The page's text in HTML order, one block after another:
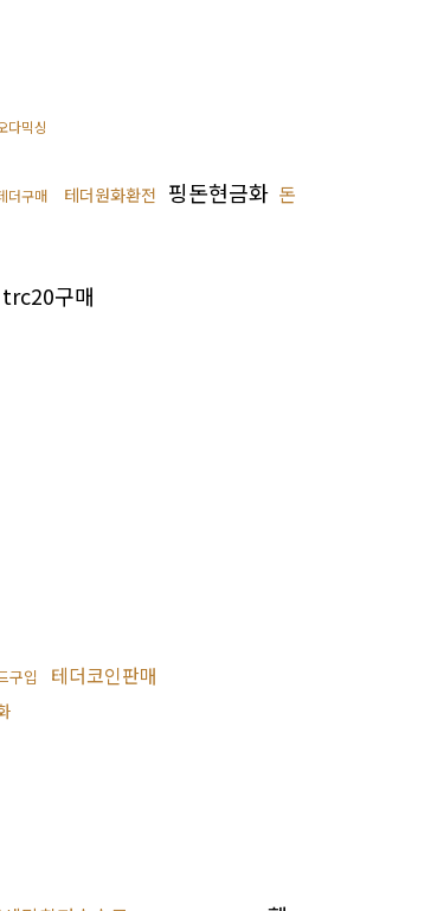
다믹싱
더구매 테더원화환전 핑돈현금화 돈
trc20구매
구입 테더코인판매